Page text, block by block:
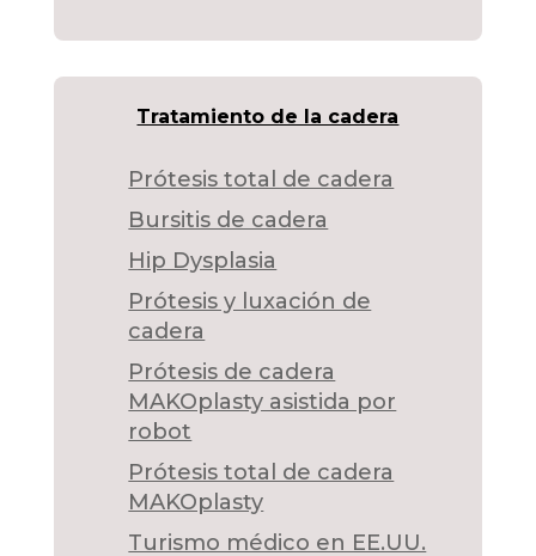
Tratamiento de la cadera
Prótesis total de cadera
Bursitis de cadera
Hip Dysplasia
Prótesis y luxación de
cadera
Prótesis de cadera
MAKOplasty asistida por
robot
Prótesis total de cadera
MAKOplasty
Turismo médico en EE.UU.